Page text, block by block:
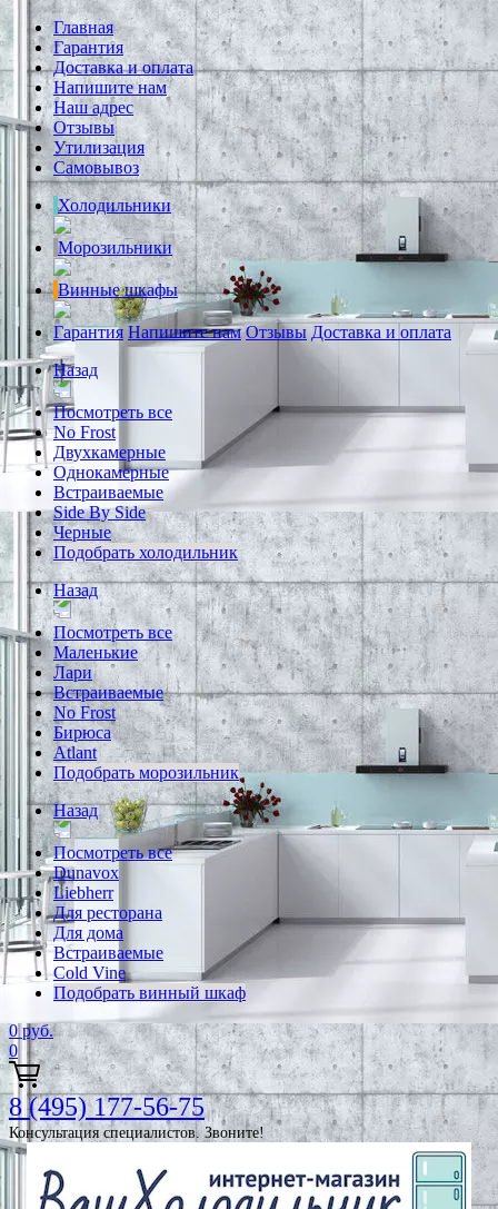
Главная
Гарантия
Доставка и оплата
Напишите нам
Наш адрес
Отзывы
Утилизация
Самовывоз
Холодильники
Морозильники
Винные шкафы
Гарантия Напишите нам Отзывы Доставка и оплата
Назад
Посмотреть все
No Frost
Двухкамерные
Однокамерные
Встраиваемые
Side By Side
Черные
Подобрать холодильник
Назад
Посмотреть все
Маленькие
Лари
Встраиваемые
No Frost
Бирюса
Atlant
Подобрать морозильник
Назад
Посмотреть все
Dunavox
Liebherr
Для ресторана
Для дома
Встраиваемые
Cold Vine
Подобрать винный шкаф
0 руб.
0
8 (495) 177-56-75
Консультация специалистов. Звоните!